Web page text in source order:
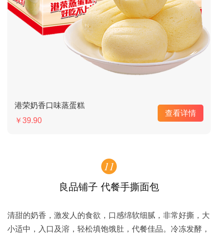
港荣奶香口味蒸蛋糕
￥39.90
查看详情
11
良品铺子 代餐手撕面包
清甜的奶香，激发人的食欲，口感绵软细腻，非常好撕，大
小适中，入口及溶，轻松填饱饿肚，代餐佳品。冷冻发酵，